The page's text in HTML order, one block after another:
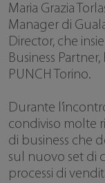
Maria Grazia
Manager di
Director, che
Business
PUNCH Torino.
Durante
condiviso molte
di business che
sul nuovo set di
processi di